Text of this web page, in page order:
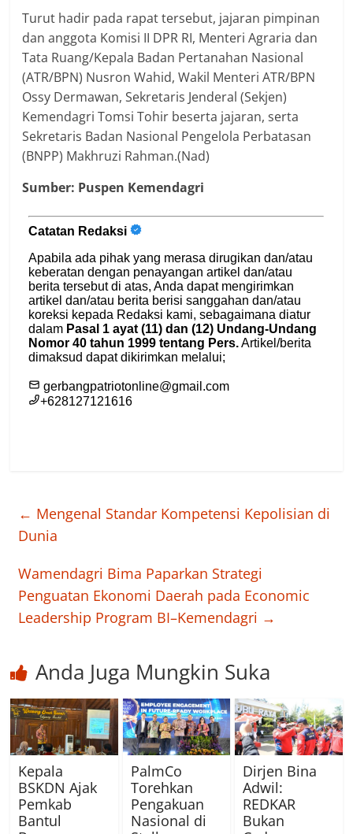
Turut hadir pada rapat tersebut, jajaran pimpinan
dan anggota Komisi II DPR RI, Menteri Agraria dan
Tata Ruang/Kepala Badan Pertanahan Nasional
(ATR/BPN) Nusron Wahid, Wakil Menteri ATR/BPN
Ossy Dermawan, Sekretaris Jenderal (Sekjen)
Kemendagri Tomsi Tohir beserta jajaran, serta
Sekretaris Badan Nasional Pengelola Perbatasan
(BNPP) Makhruzi Rahman.(Nad)
Sumber: Puspen Kemendagri
← Mengenal Standar Kompetensi Kepolisian di
Dunia
Wamendagri Bima Paparkan Strategi
Penguatan Ekonomi Daerah pada Economic
Leadership Program BI–Kemendagri →
Anda Juga Mungkin Suka
Kepala
BSKDN Ajak
Pemkab
Bantul
PalmCo
Torehkan
Pengakuan
Nasional di
Dirjen Bina
Adwil:
REDKAR
Bukan